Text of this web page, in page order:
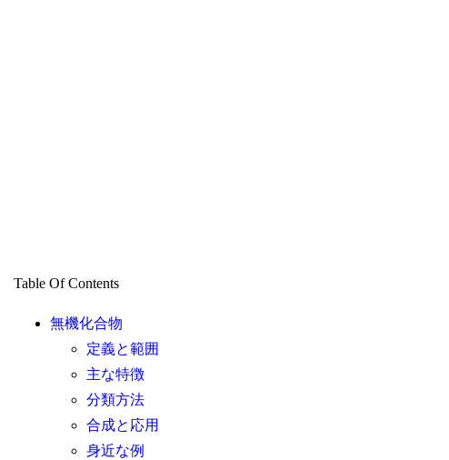
Table Of Contents
無機化合物
定義と範囲
主な特徴
分類方法
合成と応用
身近な例